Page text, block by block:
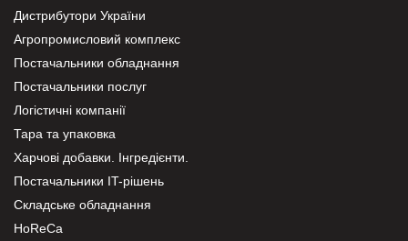
Дистрибутори України
Агропромисловий комплекс
Постачальники обладнання
Постачальники послуг
Логістичні компанії
Тара та упаковка
Харчові добавки. Інгредієнти.
Постачальники IT-рішень
Складське обладнання
HoReCa